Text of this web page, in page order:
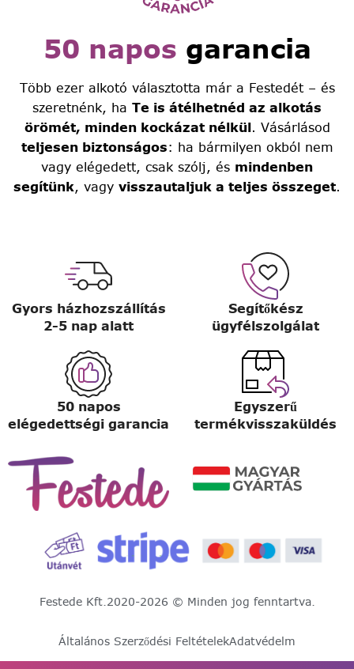
50 napos garancia
Több ezer alkotó választotta már a Festedét – és
szeretnénk, ha Te is átélhetnéd az alkotás
örömét, minden kockázat nélkül. Vásárlásod
teljesen biztonságos: ha bármilyen okból nem
vagy elégedett, csak szólj, és mindenben
segítünk, vagy visszautaljuk a teljes összeget.
Gyors házhozszállítás
2-5 nap alatt
Segítőkész
ügyfélszolgálat
50 napos
elégedettségi garancia
Egyszerű
termékvisszaküldés
Festede Kft.2020-2026 © Minden jog fenntartva.
Általános Szerződési FeltételekAdatvédelm